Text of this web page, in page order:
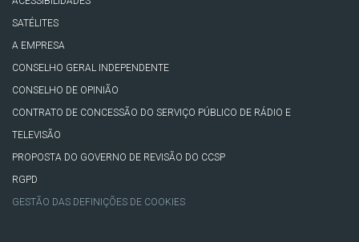
SATÉLITES
A EMPRESA
CONSELHO GERAL INDEPENDENTE
CONSELHO DE OPINIÃO
CONTRATO DE CONCESSÃO DO SERVIÇO PÚBLICO DE RÁDIO E
TELEVISÃO
PROPOSTA DO GOVERNO DE REVISÃO DO CCSP
RGPD
GESTÃO DAS DEFINIÇÕES DE COOKIES